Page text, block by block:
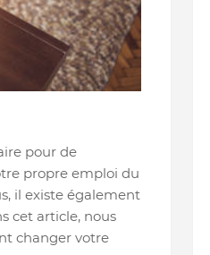
pour de
propre emploi du
il existe également
cet article, nous
changer votre